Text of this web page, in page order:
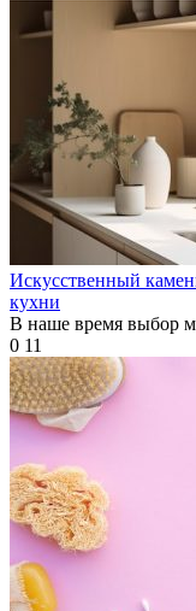
Искусственный
кухни
В наше время выбор
0 11